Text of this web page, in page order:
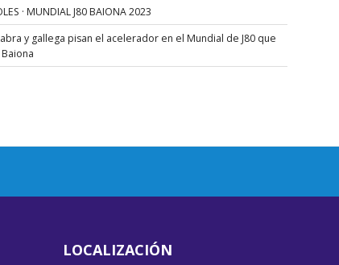
· MUNDIAL J80 BAIONA 2023
y gallega pisan el acelerador en el Mundial de J80 que
LOCALIZACIÓN